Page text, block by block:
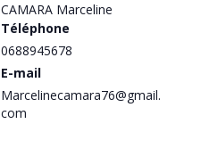
CAMARA Marceline
Téléphone
0688945678
E-mail
Marcelinecamara76@gmail.
com